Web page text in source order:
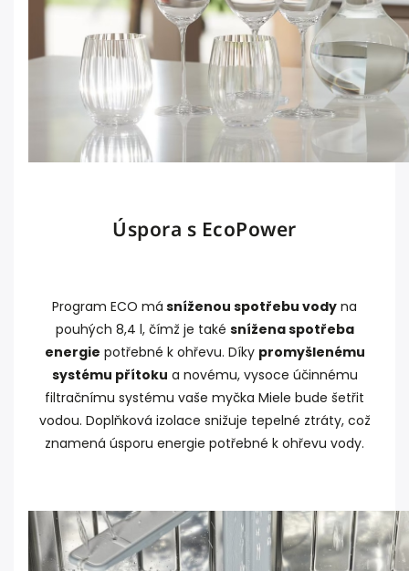
Úspora s EcoPower
Program ECO má sníženou spotřebu vody na
pouhých 8,4 l, čímž je také snížena spotřeba
energie potřebné k ohřevu. Díky promyšlenému
systému přítoku a novému, vysoce účinnému
filtračnímu systému vaše myčka Miele bude šetřit
vodou. Doplňková izolace snižuje tepelné ztráty, což
znamená úsporu energie potřebné k ohřevu vody.